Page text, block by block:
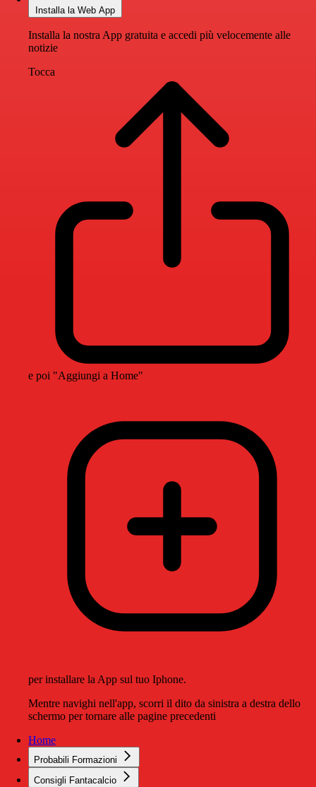
Installa la Web App
Installa la nostra App gratuita e accedi più velocemente alle
notizie
Tocca
e poi "Aggiungi a Home"
per installare la App sul tuo Iphone.
Mentre navighi nell'app, scorri il dito da sinistra a destra dello
schermo per tornare alle pagine precedenti
Home
Probabili Formazioni
Consigli Fantacalcio